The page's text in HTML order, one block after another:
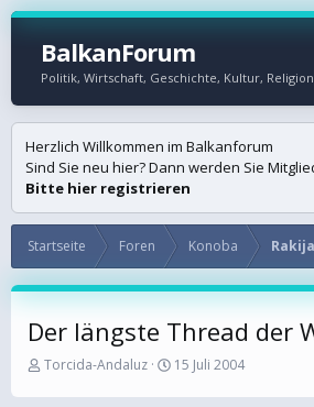
BalkanForum
Politik, Wirtschaft, Geschichte, Kultur,
Herzlich Willkommen im Balkanforum
Sind Sie neu hier? Dann werden Sie
Bitte hier registrieren
Startseite Foren Konoba Rakija
Der längste Thread der
E
s
Torcida-Andaluz
E
s
15 Juli 2004